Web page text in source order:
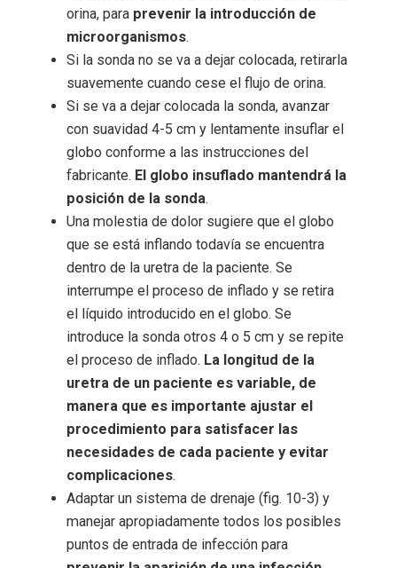
orina, para prevenir la introducción de
microorganismos.
Si la sonda no se va a dejar colocada, retirarla
suavemente cuando cese el flujo de orina.
Si se va a dejar colocada la sonda, avanzar
con suavidad 4-5 cm y lentamente insuflar el
globo conforme a las instrucciones del
fabricante. El globo insuflado mantendrá la
posición de la sonda.
Una molestia de dolor sugiere que el globo
que se está inflando todavía se encuentra
dentro de la uretra de la paciente. Se
interrumpe el proceso de inflado y se retira
el líquido introducido en el globo. Se
introduce la sonda otros 4 o 5 cm y se repite
el proceso de inflado. La longitud de la
uretra de un paciente es variable, de
manera que es importante ajustar el
procedimiento para satisfacer las
necesidades de cada paciente y evitar
complicaciones.
Adaptar un sistema de drenaje (fig. 10-3) y
manejar apropiadamente todos los posibles
puntos de entrada de infección para